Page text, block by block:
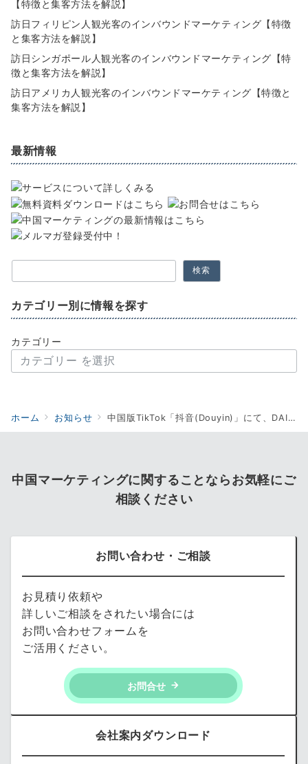
【特徴と集客方法を解説】
訪日フィリピン人観光客のインバウンドマーケティング【特徴
と集客方法を解説】
訪日シンガポール人観光客のインバウンドマーケティング【特
徴と集客方法を解説】
訪日アメリカ人観光客のインバウンドマーケティング【特徴と
集客方法を解説】
最新情報
検索
カテゴリー別に情報を探す
カテゴリー
ホーム お知らせ 中国版TikTok「抖音(Douyin)」にて、DAISY DOLL by MARY QUANTの越境EC旗艦店をオープンしました。
中国マーケティングに関することならお気軽にご
相談ください
お問い合わせ・ご相談
お見積り依頼や
詳しいご相談をされたい場合には
お問い合わせフォームを
ご活用ください。
お問合せ
会社案内ダウンロード